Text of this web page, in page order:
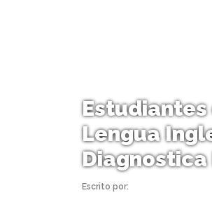
Estudiantes
Lengua
Diagnostica
Escrito por: